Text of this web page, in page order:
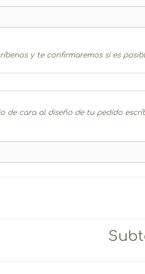
y te confirmaremos si es
de cara al diseño de tu pedido